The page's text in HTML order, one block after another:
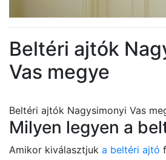
Beltéri ajtók
Vas megye
Beltéri ajtók Nagysimonyi Vas
Milyen legyen a
Amikor kiválasztjuk a beltéri ajtó